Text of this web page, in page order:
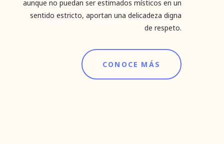
aunque no puedan ser estimados místicos en un
sentido estricto, aportan una delicadeza digna
de respeto.
CONOCE MÁS